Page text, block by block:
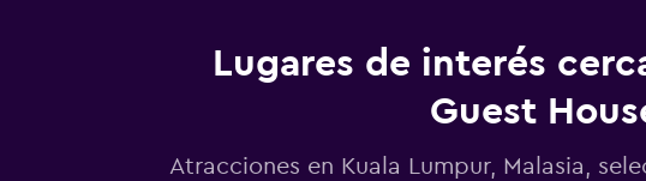
Lugares de interés
Guest
Atracciones en Kuala Lumpur, Malasia,